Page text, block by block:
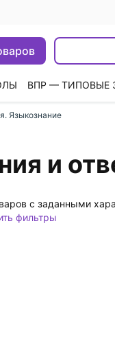
ВПР — ТИПОВЫЕ
Языкознание
и
с заданными
фильтры